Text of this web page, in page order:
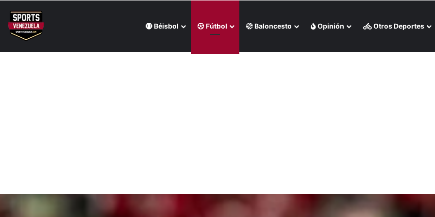
Béisbol Fútbol Baloncesto Opinión Otros Deportes
Última hora